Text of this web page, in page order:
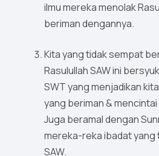
ilmu mereka menolak
beriman dengannya.
Kita yang tidak sempat
Rasulullah SAW ini
SWT yang menjadikan
yang beriman & mencintai
Juga beramal dengan
mereka-reka ibadat yang
SAW.